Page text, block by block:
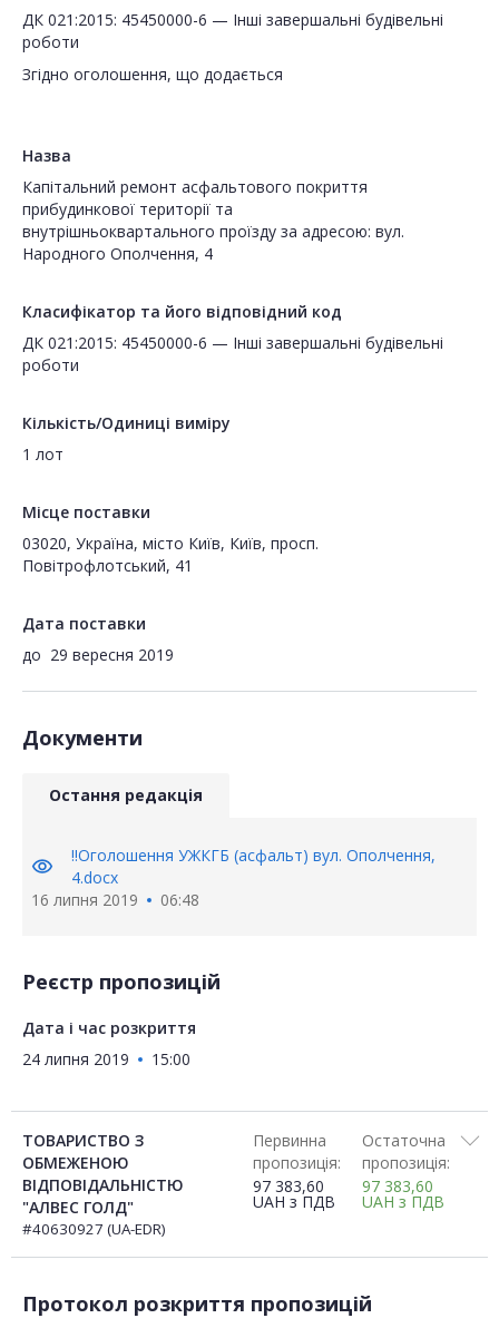
ДК 021:2015: 45450000-6 — Інші завершальні будівельні
роботи
Згідно оголошення, що додається
Назва
Капітальний ремонт асфальтового покриття
прибудинкової території та
внутрішньоквартального проїзду за адресою: вул.
Народного Ополчення, 4
Класифікатор та його відповідний код
ДК 021:2015: 45450000-6 — Інші завершальні будівельні
роботи
Кількість/Одиниці виміру
1 лот
Місце поставки
03020, Україна, місто Київ, Київ, просп.
Повітрофлотський, 41
Дата поставки
до 29 вересня 2019
Документи
Остання редакція
visibility
!!Оголошення УЖКГБ (асфальт) вул. Ополчення,
4.docx
16 липня 2019
06:48
Реєстр пропозицій
Дата і час розкриття
24 липня 2019
15:00
ТОВАРИСТВО З
ОБМЕЖЕНОЮ
ВІДПОВІДАЛЬНІСТЮ
"АЛВЕС ГОЛД"
#40630927 (UA-EDR)
Первинна
пропозиція:
97 383,60
UAH з ПДВ
Остаточна
пропозиція:
97 383,60
UAH з ПДВ
Протокол розкриття пропозицій